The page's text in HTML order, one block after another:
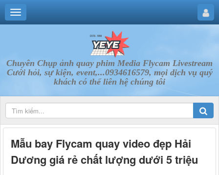
Chuyên Chụp ảnh quay phim Media Flycam Livestream
Cưới hỏi, sự kiện, event,...0934616579, mọi dịch vụ quý
khách có thể liên hệ chúng tôi
Mẫu bay Flycam quay video đẹp Hải
Dương giá rẻ chất lượng dưới 5 triệu